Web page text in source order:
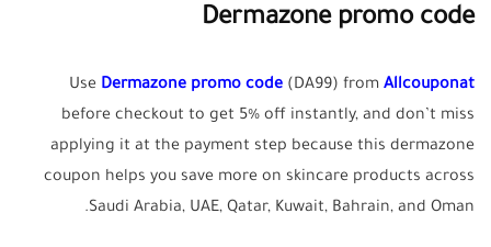
Dermazone promo code
Use Dermazone promo code (DA99) from Allcouponat
before checkout to get 5% off instantly, and don’t miss
applying it at the payment step because this dermazone
coupon helps you save more on skincare products across
Saudi Arabia, UAE, Qatar, Kuwait, Bahrain, and Oman.